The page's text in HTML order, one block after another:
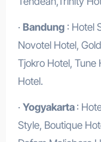
· Bandung: Hotel
Novotel Hotel,
Tjokro Hotel, Tune
Hotel.
· Yogyakarta :
Style, Boutique